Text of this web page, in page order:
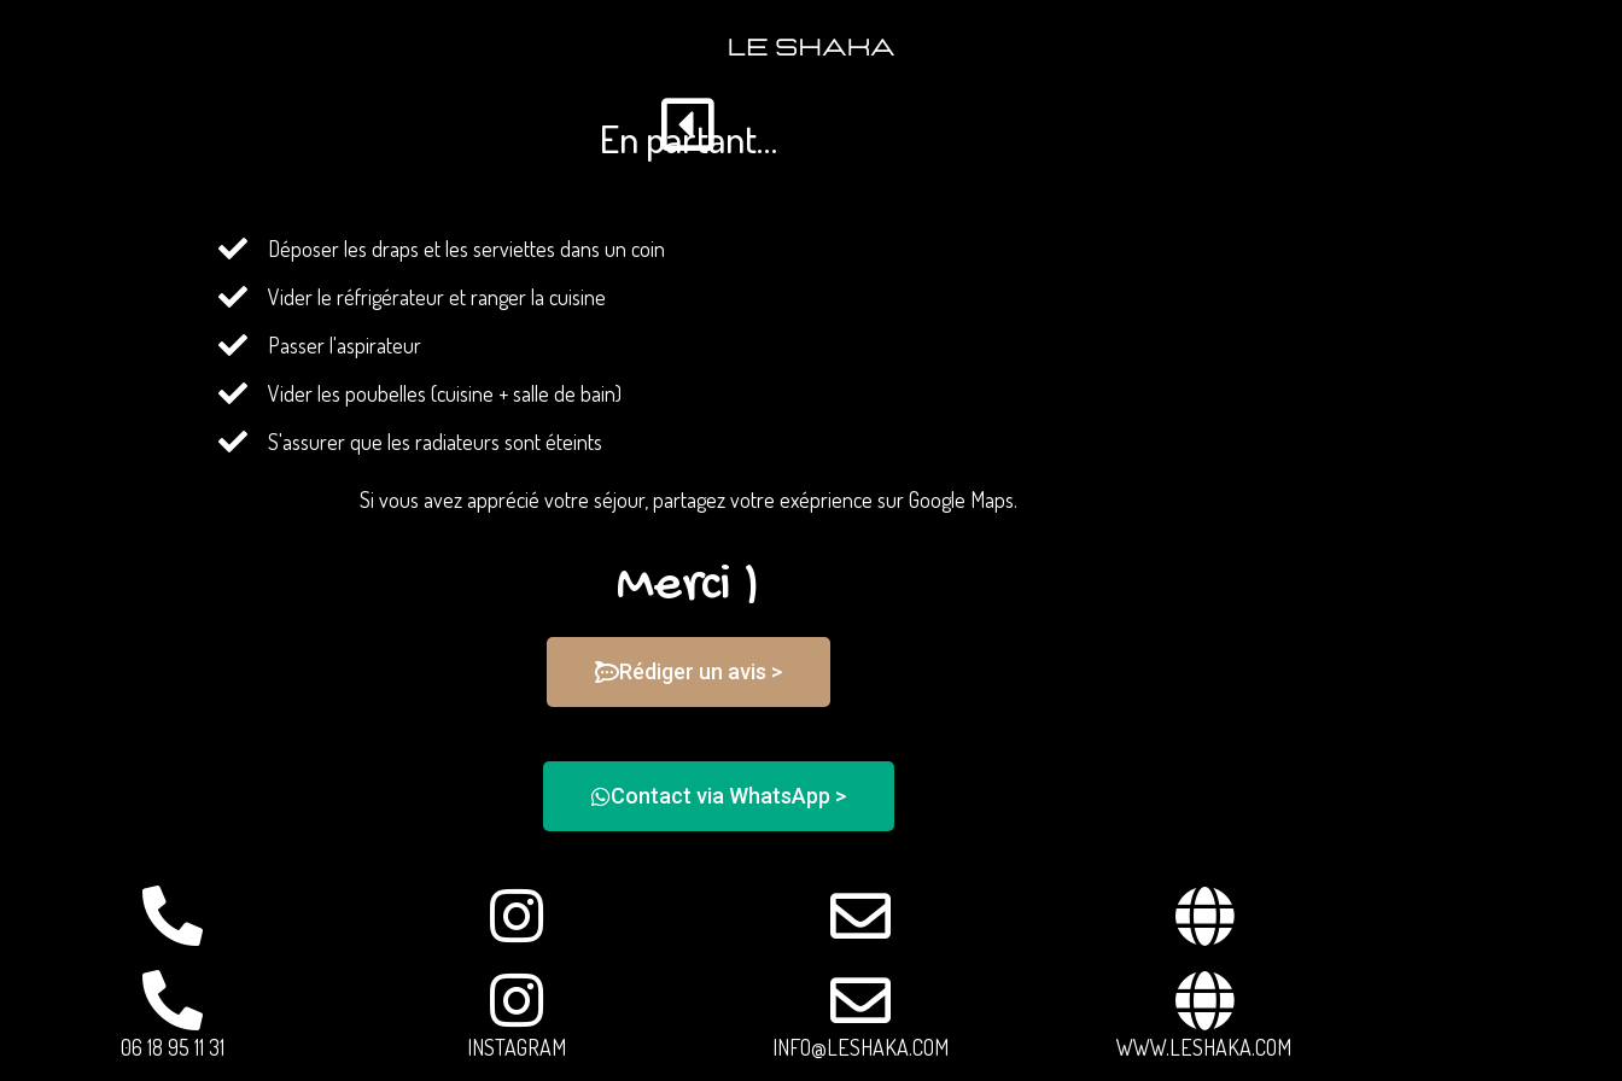
En partant…
Déposer les draps et les serviettes dans un coin
Vider le réfrigérateur et ranger la cuisine
Passer l'aspirateur
Vider les poubelles (cuisine + salle de bain)
S'assurer que les radiateurs sont éteints
Déposer les clés dans la boîte à clés
Si vous avez apprécié votre séjour, partagez votre exéprience sur Google Maps.
Merci )
Rédiger un avis >
Contact via WhatsApp >
06 18 95 11 31 INSTAGRAM INFO@LESHAKA.COM WWW.LESHAKA.COM